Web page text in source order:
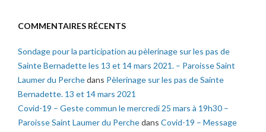
COMMENTAIRES RÉCENTS
Sondage pour la participation au pèlerinage sur les pas de
Sainte Bernadette les 13 et 14 mars 2021. – Paroisse Saint
Laumer du Perchedans Pèlerinage sur les pas de Sainte
Bernadette. 13 et 14 mars 2021
Covid-19 – Geste commun le mercredi 25 mars à 19h30 –
Paroisse Saint Laumer du Perchedans Covid-19 – Message